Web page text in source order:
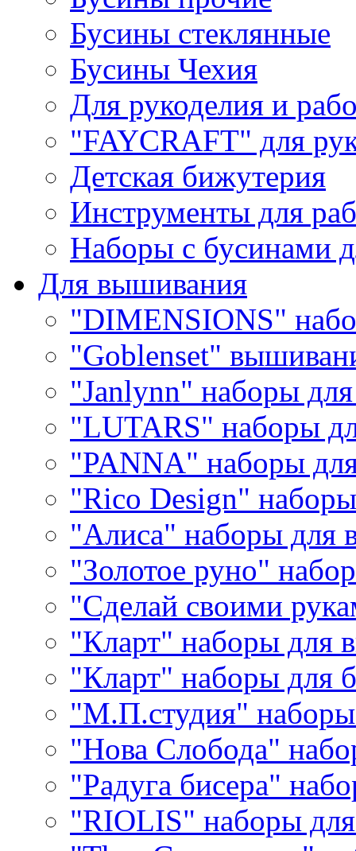
Бусины стеклянные
Бусины Чехия
Для рукоделия и
"FAYCRAFT" для
Детская бижутерия
Инструменты для
Наборы с бусинами
Для вышивания
"DIMENSIONS"
"Goblenset"
"Janlynn" наборы
"LUTARS" наборы
"PANNA" наборы
"Rico Design"
"Алиса" наборы для
"Золотое руно"
"Сделай своими
"Кларт" наборы для
"Кларт" наборы для
"М.П.студия"
"Нова Слобода"
"Радуга бисера"
"RIOLIS" наборы